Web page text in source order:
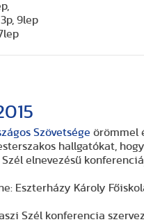
9lep
Szövetsége örömmel értesíti a
hogy 2015-ben is megrendezi
elnevezésű